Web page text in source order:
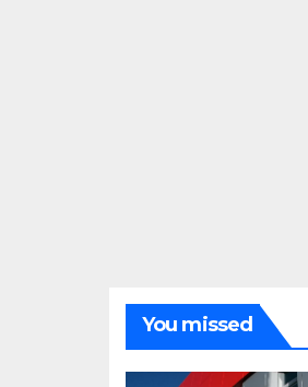
You missed